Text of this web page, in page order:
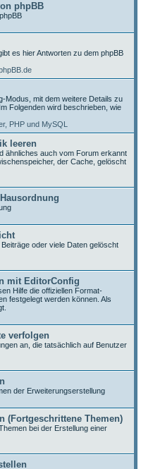
phpBB
es hier Antworten zu dem phpBB
Modus, mit dem weitere Details zu
Folgenden wird beschrieben, wie
PHP und MySQL
leeren
ähnliches auch vom Forum erkannt
der Cache, gelöscht
oder viele Daten gelöscht
mit EditorConfig
Hilfe die offiziellen Format-
festgelegt werden können. Als
verfolgen
an, die tatsächlich auf Benutzer
der Erweiterungserstellung
(Fortgeschrittene Themen)
bei der Erstellung einer